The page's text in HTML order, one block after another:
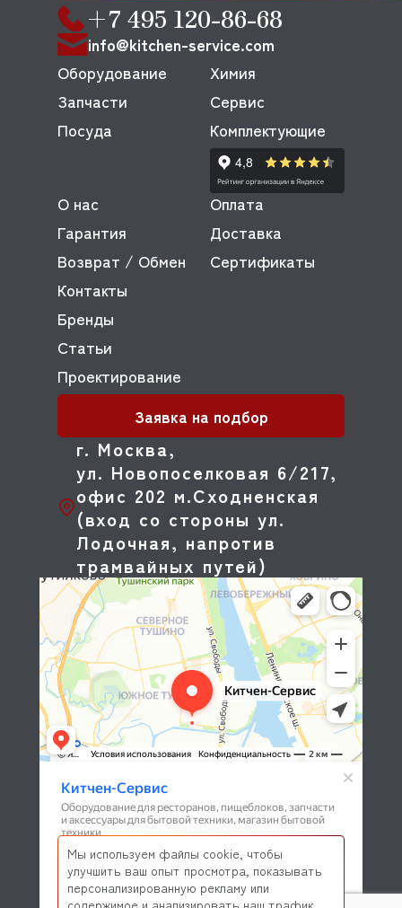
+7 495 120-86-68
info@kitchen-service.com
г. Москва,
ул. Новопоселковая 6/217,
офис 202 м.Сходненская
(вход со стороны ул.
Лодочная, напротив
трамвайных путей)
Оборудование
Запчасти
Посуда
Химия
Сервис
Комплектующие
О нас
Оплата
Гарантия
Доставка
Возврат / Обмен
Сертификаты
Контакты
Бренды
Статьи
Проектирование
Заявка на подбор
Мы используем файлы cookie, чтобы
улучшить ваш опыт просмотра, показывать
персонализированную рекламу или
содержимое и анализировать наш трафик.